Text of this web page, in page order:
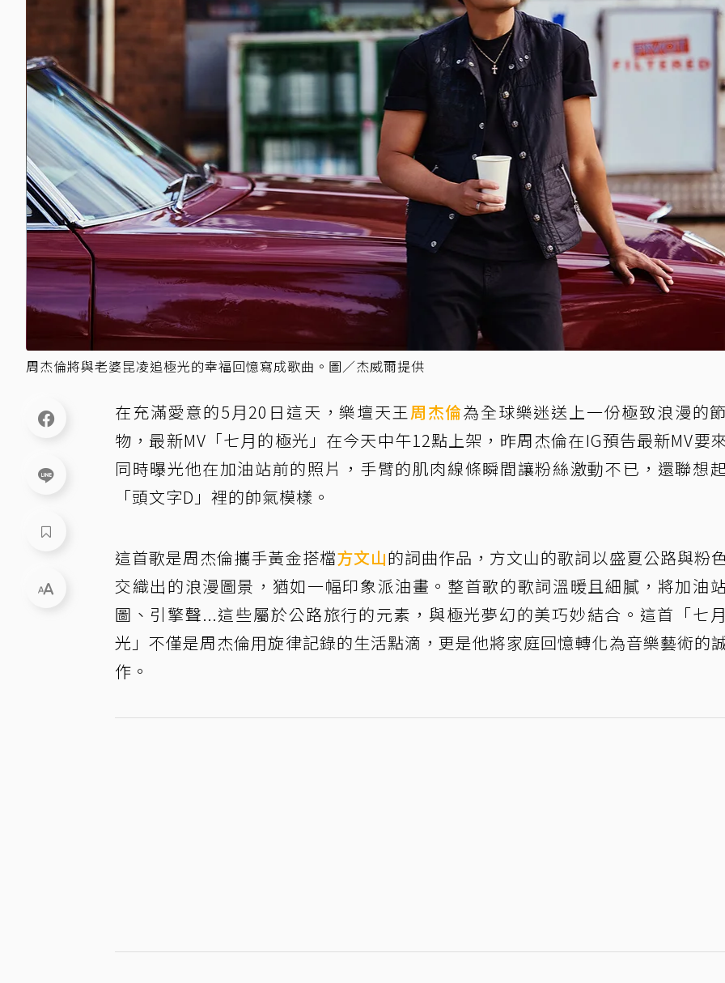
周杰倫將與老婆昆凌追極光的幸福回憶寫成歌曲。圖／杰威爾提供
在充滿愛意的5月20日這天，樂壇天王周杰倫為全球樂迷送上一份極致浪漫的
物，最新MV「七月的極光」在今天中午12點上架，昨周杰倫在IG預告最新MV要
同時曝光他在加油站前的照片，手臂的肌肉線條瞬間讓粉絲激動不已，還聯想
「頭文字D」裡的帥氣模樣。
這首歌是周杰倫攜手黃金搭檔方文山的詞曲作品，方文山的歌詞以盛夏公路與粉
交織出的浪漫圖景，猶如一幅印象派油畫。整首歌的歌詞溫暖且細膩，將加油
圖、引擎聲...這些屬於公路旅行的元素，與極光夢幻的美巧妙結合。這首「七
光」不僅是周杰倫用旋律記錄的生活點滴，更是他將家庭回憶轉化為音樂藝術的
作。